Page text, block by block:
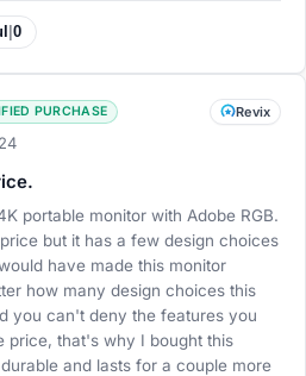
0
PURCHASE Revix
portable monitor with Adobe RGB.
but it has a few design choices
have made this monitor
how many design choices this
you can't deny the features you
price, that's why I bought this
and lasts for a couple more